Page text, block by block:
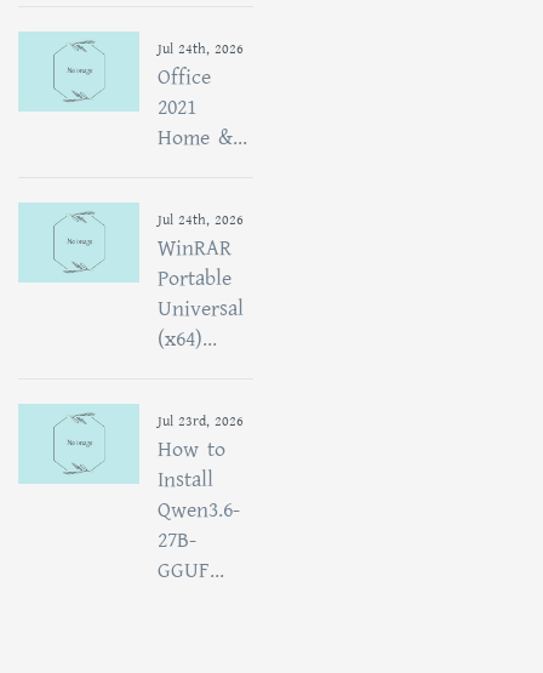
Jul 24th, 2026
Office
2021
Home &...
Jul 24th, 2026
WinRAR
Portable
Universal
(x64)...
Jul 23rd, 2026
How to
Install
Qwen3.6-
27B-
GGUF...